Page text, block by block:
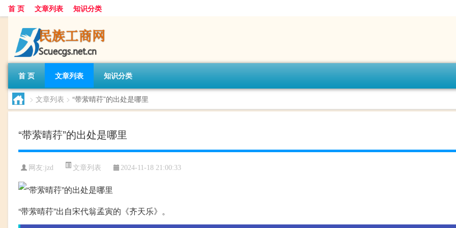
首 页 文章列表 知识分类
首 页 文章列表 知识分类
> 文章列表 > “带萦晴荇”的出处是哪里
“带萦晴荇”的出处是哪里
网友:jzd 文章列表 2024-11-18 21:00:33
“带萦晴荇”出自宋代翁孟寅的《齐天乐》。